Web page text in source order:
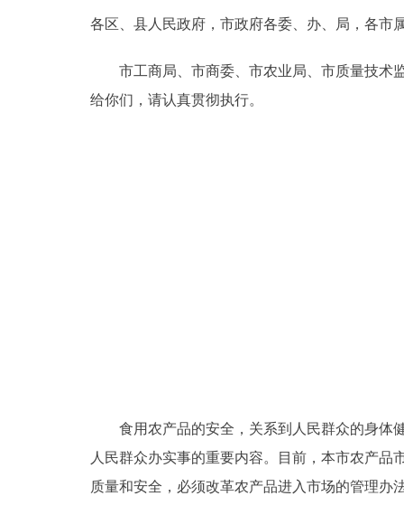
政务服务
北京概况
各区、县人民政府，市政府各委、办、局，各市
市工商局、市商委、市农业局、市质量技术监
给你们，请认真贯彻执行。
食用农产品的安全，关系到人民群众的身体健
人民群众办实事的重要内容。目前，本市农产
质量和安全，必须改革农产品进入市场的管理办